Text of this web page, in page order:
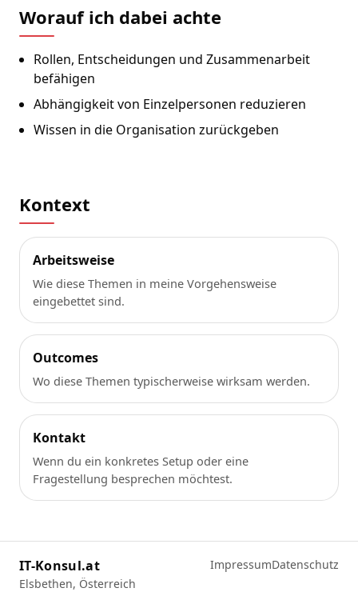
Worauf ich dabei achte
Rollen, Entscheidungen und Zusammenarbeit
befähigen
Abhängigkeit von Einzelpersonen reduzieren
Wissen in die Organisation zurückgeben
Kontext
Arbeitsweise
Wie diese Themen in meine Vorgehensweise
eingebettet sind.
Outcomes
Wo diese Themen typischerweise wirksam werden.
Kontakt
Wenn du ein konkretes Setup oder eine
Fragestellung besprechen möchtest.
IT-Konsul.at
Elsbethen, Österreich
ImpressumDatenschutz